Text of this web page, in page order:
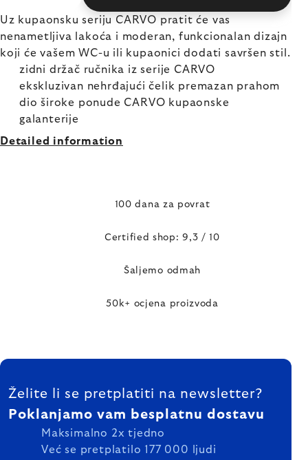
Uz kupaonsku seriju CARVO pratit će vas
nenametljiva lakoća i moderan, funkcionalan dizajn
koji će vašem WC-u ili kupaonici dodati savršen stil.
zidni držač ručnika iz serije CARVO
ekskluzivan nehrđajući čelik premazan prahom
dio široke ponude CARVO kupaonske
galanterije
Detailed information
100 dana za povrat
Certified shop: 9,3 / 10
Šaljemo odmah
50k+ ocjena proizvoda
FOOTER
Želite li se pretplatiti na newsletter?
Poklanjamo vam besplatnu dostavu
Maksimalno 2x tjedno
Već se pretplatilo 177 000 ljudi